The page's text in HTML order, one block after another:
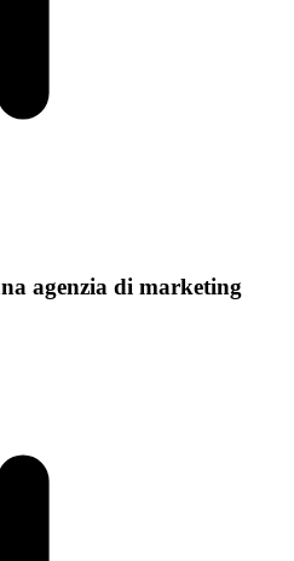
agenzia di marketing